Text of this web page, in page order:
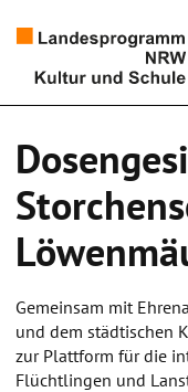
Künstlerpool
home Impressum
Gemeinsam mit
und dem städtischen
zur Plattform für die
Flüchtlingen und